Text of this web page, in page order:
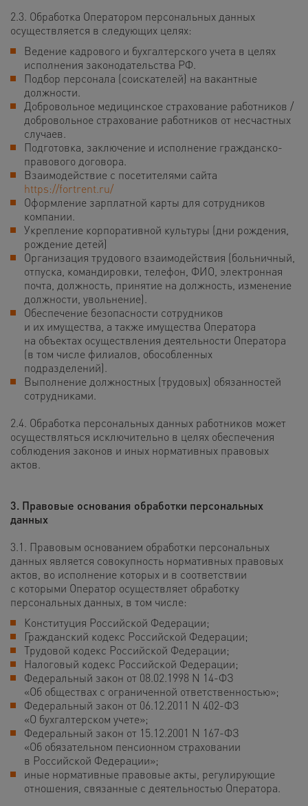
2.3. Обработка Оператором персональных данных
осуществляется в следующих целях:
Ведение кадрового и бухгалтерского учета в целях
исполнения законодательства РФ.
Подбор персонала (соискателей) на вакантные
должности.
Добровольное медицинское страхование работников /
добровольное страхование работников от несчастных
случаев.
Подготовка, заключение и исполнение гражданско-
правового договора.
Взаимодействие с посетителями сайта
https://fortrent.ru/
Оформление зарплатной карты для сотрудников
компании.
Укрепление корпоративной культуры (дни рождения,
рождение детей)
Организация трудового взаимодействия (больничный,
отпуска, командировки, телефон, ФИО, электронная
почта, должность, принятие на должность, изменение
должности, увольнение).
Обеспечение безопасности сотрудников
и их имущества, а также имущества Оператора
на объектах осуществления деятельности Оператора
(в том числе филиалов, обособленных
подразделений).
Выполнение должностных (трудовых) обязанностей
сотрудниками.
2.4. Обработка персональных данных работников может
осуществляться исключительно в целях обеспечения
соблюдения законов и иных нормативных правовых
актов.
3. Правовые основания обработки персональных
данных
3.1. Правовым основанием обработки персональных
данных является совокупность нормативных правовых
актов, во исполнение которых и в соответствии
с которыми Оператор осуществляет обработку
персональных данных, в том числе:
Конституция Российской Федерации;
Гражданский кодекс Российской Федерации;
Трудовой кодекс Российской Федерации;
Налоговый кодекс Российской Федерации;
Федеральный закон от 08.02.1998 N 14-ФЗ
«Об обществах с ограниченной ответственностью»;
Федеральный закон от 06.12.2011 N 402-ФЗ
«О бухгалтерском учете»;
Федеральный закон от 15.12.2001 N 167-ФЗ
«Об обязательном пенсионном страховании
в Российской Федерации»;
иные нормативные правовые акты, регулирующие
отношения, связанные с деятельностью Оператора.